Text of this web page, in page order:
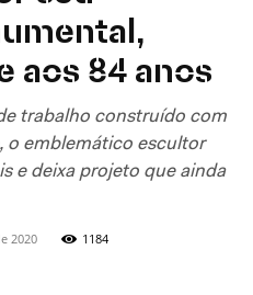
aos 84 anos
trabalho construído com
o emblemático escultor
e deixa projeto que ainda
2020 1184